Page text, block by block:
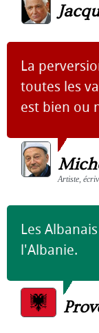
La
toutes les
est bien ou
Artiste,
Les
l'Albanie.